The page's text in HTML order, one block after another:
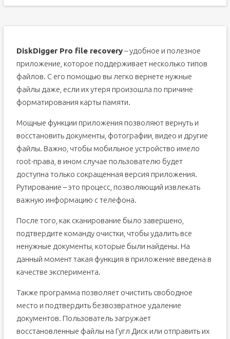
DiskDigger Pro file recovery– удобное и полезное
приложение, которое поддерживает несколько типов
файлов. С его помощью вы легко вернете нужные
файлы даже, если их утеря произошла по причине
форматирования карты памяти.
Мощные функции приложения позволяют вернуть и
восстановить документы, фотографии, видео и другие
файлы. Важно, чтобы мобильное устройство имело
root-права, в ином случае пользователю будет
доступна только сокращенная версия приложения.
Рутирование – это процесс, позволяющий извлекать
важную информацию с телефона.
После того, как сканирование было завершено,
подтвердите команду очистки, чтобы удалить все
ненужные документы, которые были найдены. На
данный момент такая функция в приложение введена в
качестве эксперимента.
Также программа позволяет очистить свободное
место и подтвердить безвозвратное удаление
документов. Пользователь загружает
восстановленные файлы на Гугл Диск или отправить их